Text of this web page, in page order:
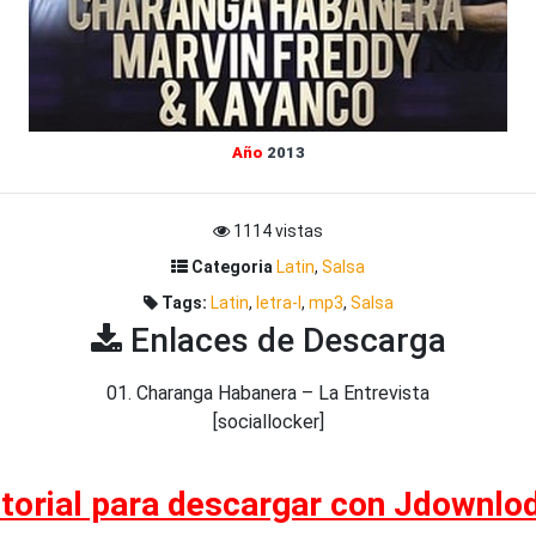
Año 2013
1114 vistas
Categoria Latin, Salsa
Tags: Latin, letra-l , mp3, Salsa
Enlaces de Descarga
01. Charanga Habanera – La Entrevista
[sociallocker]
para descargar con